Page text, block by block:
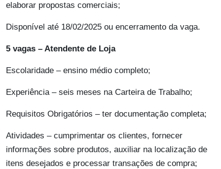
elaborar propostas comerciais;
Disponível até 18/02/2025 ou encerramento da vaga.
5 vagas – Atendente de Loja
Escolaridade – ensino médio completo;
Experiência – seis meses na Carteira de Trabalho;
Requisitos Obrigatórios – ter documentação completa;
Atividades – cumprimentar os clientes, fornecer
informações sobre produtos, auxiliar na localização de
itens desejados e processar transações de compra;